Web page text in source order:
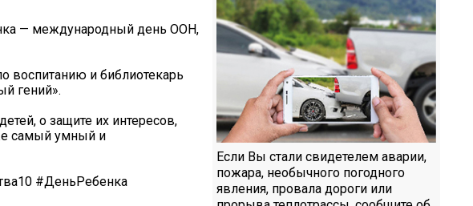
— международный день ООН,
воспитанию и библиотекарь
гений».
о защите их интересов,
самый умный и
#ДеньРебенка
Если Вы стали свидетелем аварии,
пожара, необычного погодного
явления, провала дороги или